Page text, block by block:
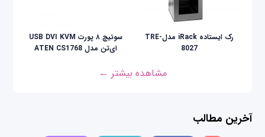
رک ایستاده iRack مدلTRE-
8027
سوئیچ ۸ پورت USB DVI KVM
ای‌تن مدل ATEN CS1768
مشاهده بیشتر ←
آخرین مطالب